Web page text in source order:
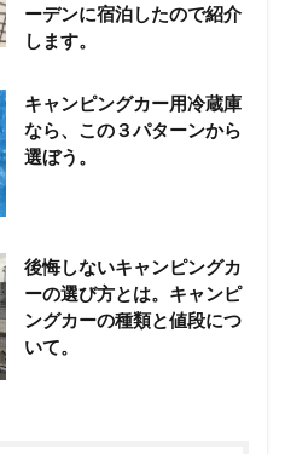
ーデンに宿泊したので紹介
します。
キャンピングカー用冷蔵庫
なら、この３パターンから
選ぼう。
後悔しないキャンピングカ
ーの選び方とは。キャンピ
ングカーの種類と値段につ
いて。